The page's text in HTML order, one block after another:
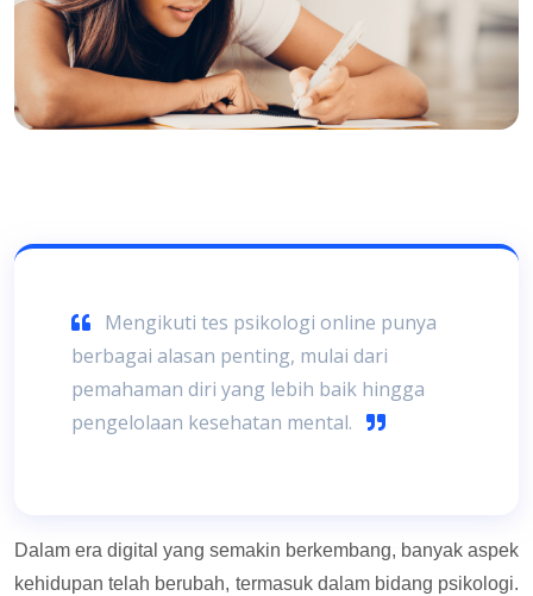
Mengikuti tes psikologi online punya
berbagai alasan penting, mulai dari
pemahaman diri yang lebih baik hingga
pengelolaan kesehatan mental.
Dalam era digital yang semakin berkembang, banyak aspek
kehidupan telah berubah, termasuk dalam bidang psikologi.